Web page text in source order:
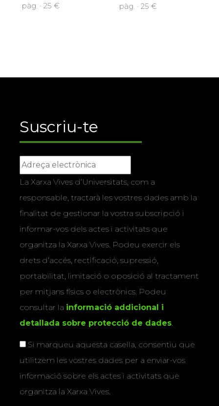
pàg. · 25 € pàg. · 25 €
Suscriu-te
La Xarxa Vives d’Universitats, com a
responsable, tractarà les vostres dades amb la
finalitat de gestionar la vostra subscripció i
informar-vos dels actes i activitats que
organitza la Xarxa Vives. Podeu exercir els
drets d’accés, rectificació, supressió,
portabilitat, limitació o oposició al tractament
per mitjans físics o electrònics. Podeu
consultar la informació addicional i
detallada sobre protecció de dades.
Si marqueu aquesta casella, consentiu que
utilitzem les vostres dades per a enviar-vos
informació sobre els actes i activitats que
organitza la Xarxa Vives.